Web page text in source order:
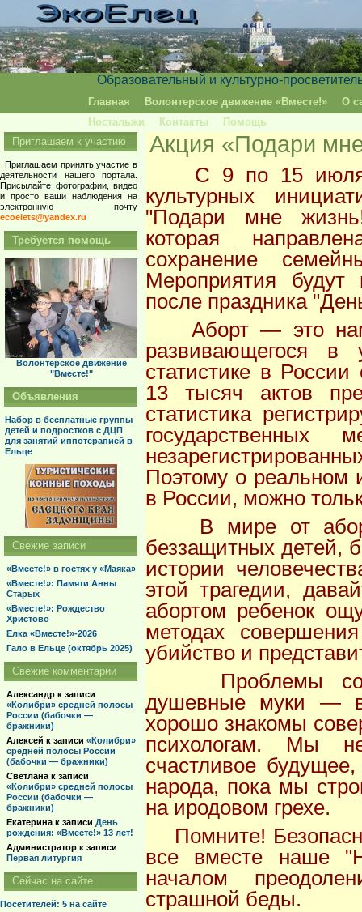
Образовательный и культурно-
Главная Волонтерское движение «Вместе!»
О
Ностальжи
Контакты Помощь
Акция «Подари
С 9 по 15 июля
культурных
"Подари мне
которая
сохранение
Мероприятия будут
после праздника
Аборт — это
развивающегося в
статистике в
13 тысяч актов
статистика
государственных
Поэтому о реальном
в России, можно
В мире от
беззащитных детей,
истории
этой трагедии,
абортом ребенок
методах
убийство и
Проблемы со
душевные муки —
хорошо знакомы
психологам. Мы
счастливое
народа, пока мы
на иродовом грехе.
Помните!
все вместе наше
началом
страшной беды.
Приглашаем к участию
Приглашаем принять участие в
деятельности нашего портала.
Присылайте фотографии, видео
и просто ваши наблюдения на
электронную почту
ecoelets@yandex.ru
Требуется помощь
Волонтерское движение
"Вместе!"
Объявления
Набор в бесплатные группы
детей и подростков с ДЦП
для занятий иппотерапией в
Ельце
Свежие записи
«Вместе!» в гостях у «Маяка»
«Вместе!»: Памяти Анны
Старых
«Вместе!»: Рождество
Христово
Елка «Вместе!»-2026
Гало в Ельце (октябрь 2025)
Свежие комментарии
Александр к записи
«Колибри» средней полосы
России (бабочки —
бражники)
Алексей к записи «Колибри»
средней полосы России
(бабочки — бражники)
Светлана к записи
«Колибри» средней полосы
России (бабочки —
бражники)
Екатерина к записи День
рождения: «Вместе!» 13 лет!
Администратор к записи
Первая литургия
Сейчас на сайте
Посетителей: 5 на сайте